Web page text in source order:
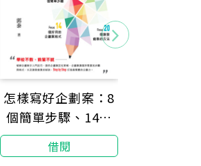
怎樣寫好企劃案：8
個簡單步驟、14個
好用的企劃案格式、
20個激發創意的方
借閱